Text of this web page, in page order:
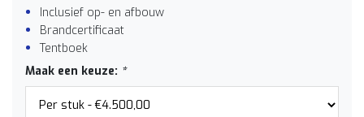
Inclusief op- en afbouw
Brandcertificaat
Tentboek
Maak een keuze: *